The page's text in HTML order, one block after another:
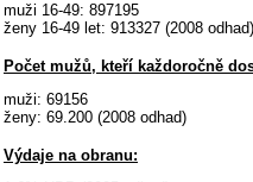
muži 16-49: 897195
ženy 16-49 let: 913327 (2008 odhad)
Počet mužů, kteří každoročně
muži: 69156
ženy: 69.200 (2008 odhad)
Výdaje na obranu: